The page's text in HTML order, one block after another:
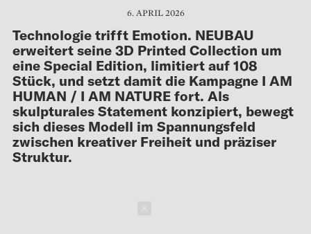
6. APRIL 2026
Technologie trifft Emotion. NEUBAU
erweitert seine 3D Printed Collection um
eine Special Edition, limitiert auf 108
Stück, und setzt damit die Kampagne I AM
HUMAN / I AM NATURE fort. Als
skulpturales Statement konzipiert, bewegt
sich dieses Modell im Spannungsfeld
zwischen kreativer Freiheit und präziser
Struktur.